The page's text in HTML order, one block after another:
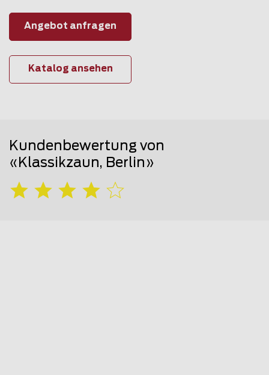
Angebot anfragen
Katalog ansehen
Kundenbewertung von
«Klassikzaun, Berlin»